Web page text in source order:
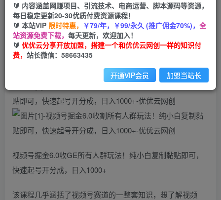
云币 云币99
会员免费
立即购买
您当前未登录！建议登陆后购买，可保存购买订单
视频号掘金6.0收GE所有人群玩法！纯小白复制黏贴即可，
快速起号开分成，日入1000+
该课程几乎涵括了视频号赛道的一整套知识，想了解视频
🔰 内容涵盖网赚项目、引流技术、电商运营、脚本源码等资源，
每日稳定更新20-30优质付费资源课程！
🔰 本站VIP 限时特惠， ￥79/年，￥99/永久 (推广佣金70%)， 全
站资源免费下载， 每天更新，欢迎加入！
🔰 优优云分享开放加盟，搭建一个和优优云网创一样的知识付
费， 站长微信：58663435
开通VIP会员 加盟当站长